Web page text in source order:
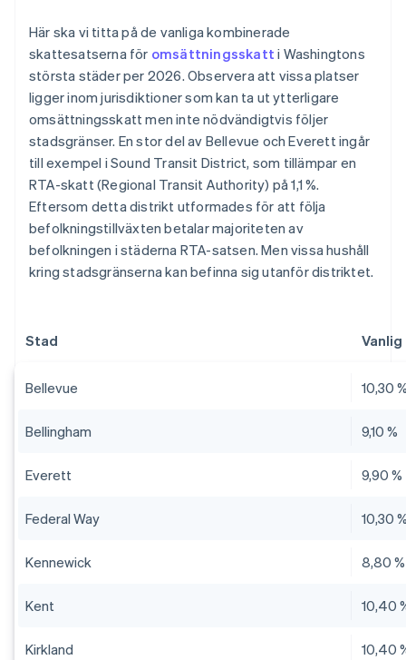
Här ska vi titta på de vanliga kombinerade
skattesatserna för omsättningsskatt i Washingtons
största städer per 2026. Observera att vissa platser
ligger inom jurisdiktioner som kan ta ut ytterligare
omsättningsskatt men inte nödvändigtvis följer
stadsgränser. En stor del av Bellevue och Everett ingår
till exempel i Sound Transit District, som tillämpar en
RTA-skatt (Regional Transit Authority) på 1,1 %.
Eftersom detta distrikt utformades för att följa
befolkningstillväxten betalar majoriteten av
befolkningen i städerna RTA-satsen. Men vissa hushåll
kring stadsgränserna kan befinna sig utanför distriktet.
Stad
Bellevue 10,30
Bellingham 9,10 %
Everett 9,90 %
Federal Way 10,30
Kennewick 8,80 %
Kent 10,40
Kirkland 10,40